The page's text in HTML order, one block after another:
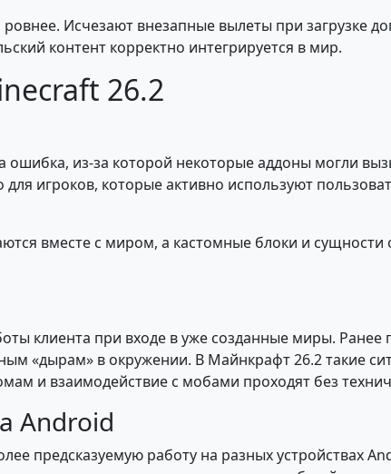
Исчезают внезапные вылеты при загрузке
контент корректно интегрируется в мир.
26.2
ошибка, из-за которой некоторые аддоны могли
для игроков, которые активно используют
вместе с миром, а кастомные блоки и
клиента при входе в уже созданные миры.
«дырам» в окружении. В Майнкрафт 26.2 такие
и взаимодействие с мобами проходят без
Android
предсказуемую работу на разных устройствах